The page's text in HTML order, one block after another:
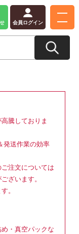
会員ログイン
騰しておりま
発送作業の効率
注文については
ざいます。
。
・真空パックな